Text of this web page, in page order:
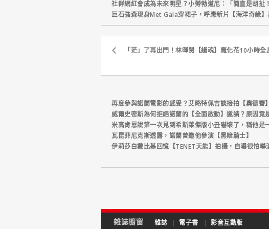
社群網紅會成為未來明星？小勞勃道尼：「簡直是胡扯
巨石強森現身Met Gala穿裙子，呼應新片【海洋奇緣】
「茫」了再出門！林暉閔【緝魂】魔化花10小時全
再度參與諾蘭電影的感受？艾略特佩吉談接拍【奧德賽
威爾史密斯為何拒絕諾蘭的【全面啟動】邀請？原因竟
米高肯恩說第一次見到希斯萊傑版小丑嚇壞了，稱他是
瓦昆菲尼克斯透露，諾蘭曾邀他參演【黑暗騎士】
伊莉莎白戴比基回憶【TENET天能】拍攝，自曝很怕導
雜誌櫥窗 雜誌 | 電子書 | 影音互動版